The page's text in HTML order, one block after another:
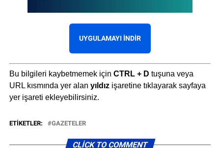
UYGULAMAYI İNDIR
Bu bilgileri kaybetmemek için CTRL + D tuşuna veya
URL kısmında yer alan yıldızişaretine tıklayarak sayfaya
yer işareti ekleyebilirsiniz.
ETIKETLER: GAZETELER
CLICK TO COMMENT